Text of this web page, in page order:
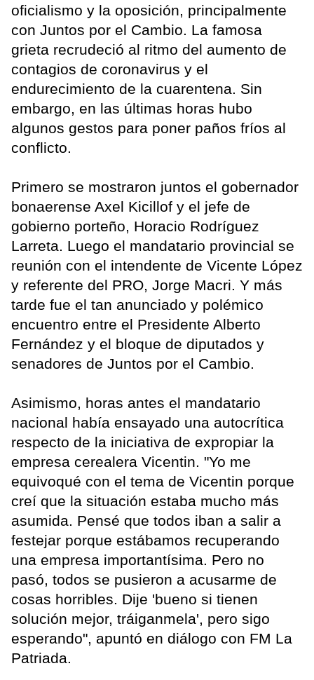
oficialismo y la oposición, principalmente
con Juntos por el Cambio. La famosa
grieta recrudeció al ritmo del aumento de
contagios de coronavirus y el
endurecimiento de la cuarentena. Sin
embargo, en las últimas horas hubo
algunos gestos para poner paños fríos al
conflicto.
Primero se mostraron juntos el gobernador
bonaerense Axel Kicillof y el jefe de
gobierno porteño, Horacio Rodríguez
Larreta. Luego el mandatario provincial se
reunión con el intendente de Vicente López
y referente del PRO, Jorge Macri. Y más
tarde fue el tan anunciado y polémico
encuentro entre el Presidente Alberto
Fernández y el bloque de diputados y
senadores de Juntos por el Cambio.
Asimismo, horas antes el mandatario
nacional había ensayado una autocrítica
respecto de la iniciativa de expropiar la
empresa cerealera Vicentin. "Yo me
equivoqué con el tema de Vicentin porque
creí que la situación estaba mucho más
asumida. Pensé que todos iban a salir a
festejar porque estábamos recuperando
una empresa importantísima. Pero no
pasó, todos se pusieron a acusarme de
cosas horribles. Dije 'bueno si tienen
solución mejor, tráiganmela', pero sigo
esperando", apuntó en diálogo con FM La
Patriada.